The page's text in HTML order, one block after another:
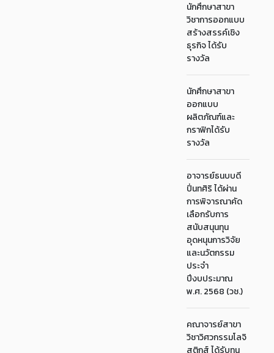
นักศึกษาสาขา
วิชาการออกแบบ
สร้างสรรค์เชิง
ธุรกิจ ได้รับ
รางวัล
นักศึกษาสาขา
ออกแบบ
ผลิตภัณฑ์และ
กราฟิกได้รับ
รางวัล
อาจารย์ธนบบดี
ปิ่นทศิริ ได้ผ่าน
การพิจารณาคัด
เลือกรับการ
สนับสนุนทุน
อุดหนุนการวิจัย
และนวัตกรรม
ประจำ
ปีงบประมาณ
พ.ศ. 2568 (วช.)
คณาจารย์สาขา
วิชาวิศวกรรมโลจิ
สติกส์ ได้รับทุน